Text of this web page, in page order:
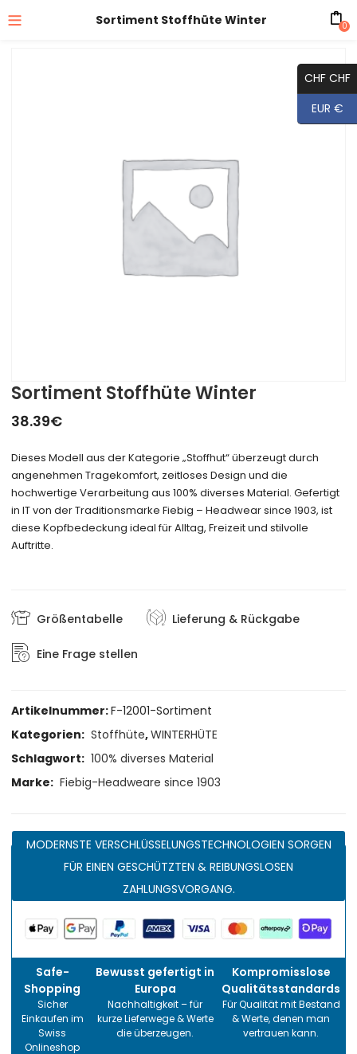
Sortiment Stoffhüte Winter 0
Sortiment Stoffhüte Winter
38.39€
Dieses Modell aus der Kategorie „Stoffhut“ überzeugt durch
angenehmen Tragekomfort, zeitloses Design und die
hochwertige Verarbeitung aus 100% diverses Material. Gefertigt
in IT von der Traditionsmarke Fiebig – Headwear since 1903, ist
diese Kopfbedeckung ideal für Alltag, Freizeit und stilvolle
Auftritte.
Größentabelle Lieferung & Rückgabe
Eine Frage stellen
Artikelnummer:F-12001-Sortiment
Kategorien: Stoffhüte,WINTERHÜTE
Schlagwort: 100% diverses Material
Marke: Fiebig-Headweare since 1903
MODERNSTE VERSCHLÜSSELUNGSTECHNOLOGIEN SORGEN
FÜR EINEN GESCHÜTZTEN & REIBUNGSLOSEN
ZAHLUNGSVORGANG.
Safe-
Shopping
Sicher
Einkaufen im
Swiss
Onlineshop
Bewusst gefertigt in
Europa
Nachhaltigkeit – für
kurze Lieferwege & Werte
die überzeugen.
Kompromisslose
Qualitätsstandards
Für Qualität mit Bestand
& Werte, denen man
vertrauen kann.
CHF CHF
EUR €